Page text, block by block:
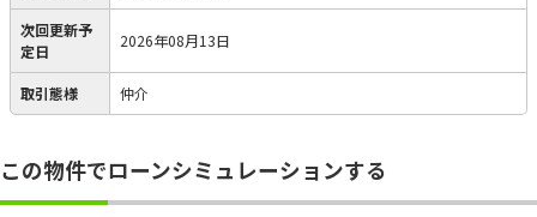
次回更新予
定日
2026年08月13日
取引態様 仲介
この物件でローンシミュレーションする